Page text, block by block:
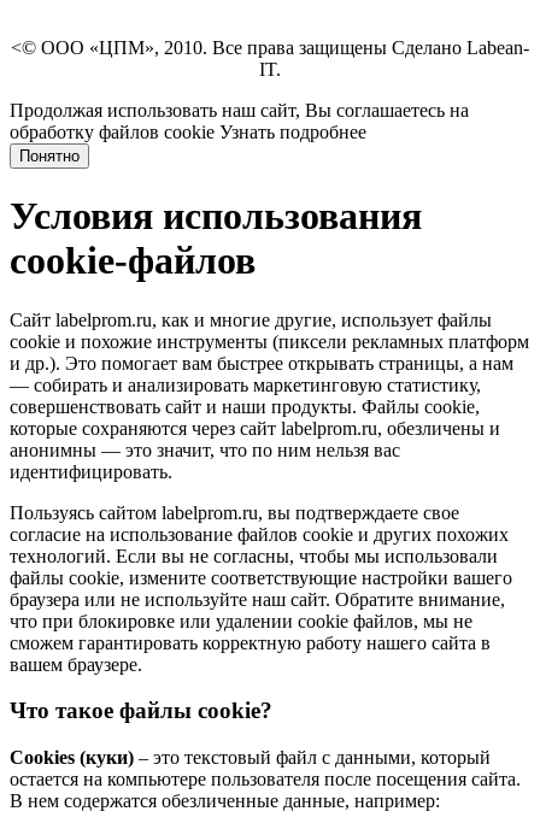
<© ООО «ЦПМ», 2010. Все права защищены Сделано Labean-
IT.
Продолжая использовать наш сайт, Вы соглашаетесь на
обработку файлов cookie Узнать подробнее
Понятно
Условия использования
cookie-файлов
Сайт labelprom.ru, как и многие другие, использует файлы
cookie и похожие инструменты (пиксели рекламных платформ
и др.). Это помогает вам быстрее открывать страницы, а нам
— собирать и анализировать маркетинговую статистику,
совершенствовать сайт и наши продукты. Файлы сookie,
которые сохраняются через сайт labelprom.ru, обезличены и
анонимны — это значит, что по ним нельзя вас
идентифицировать.
Пользуясь сайтом labelprom.ru, вы подтверждаете свое
согласие на использование файлов cookie и других похожих
технологий. Если вы не согласны, чтобы мы использовали
файлы cookie, измените соответствующие настройки вашего
браузера или не используйте наш сайт. Обратите внимание,
что при блокировке или удалении cookie файлов, мы не
сможем гарантировать корректную работу нашего сайта в
вашем браузере.
Что такое файлы cookie?
Cookies (куки) – это текстовый файл с данными, который
остается на компьютере пользователя после посещения сайта.
В нем содержатся обезличенные данные, например: